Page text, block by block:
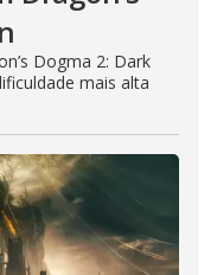
Dogma 2: Dark
mais alta